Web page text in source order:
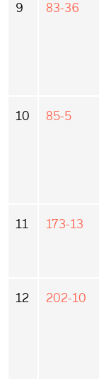
9 83-36
10 85-5
11 173-13
12 202-10